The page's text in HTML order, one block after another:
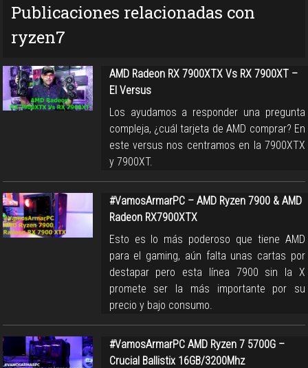
Publicaciones relacionadas con
ryzen7
AMD Radeon RX 7900XTX Vs RX 7900XT –
El Versus
Los ayudamos a responder una pregunta
compleja, ¿cuál tarjeta de AMD comprar? En
este versus nos centramos en la 7900XTX
y 7900XT.
#VamosArmarPC – AMD Ryzen 7900 & AMD
Radeon RX7900XTX
Esto es lo más poderoso que tiene AMD
para el gaming, aún falta unas cartas por
destapar pero esta línea 7900 sin la X
promete ser la más importante por su
precio y bajo consumo.
#VamosArmarPC AMD Ryzen 7 5700G –
Crucial Ballistix 16GB/3200Mhz